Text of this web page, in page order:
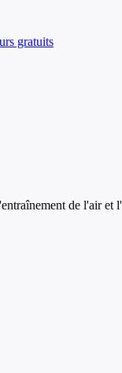
gratuits
de l'air et